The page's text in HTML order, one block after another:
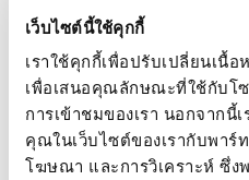
เว็บไซต์นี้ใช้คุกกี้
เราใช้คุกกี้เพื่อปรับเปลี่ยนเ
เพื่อเสนอคุณลักษณะที่ใช้กับโซ
การเข้าชมของเรา นอกจากนี้
คุณในเว็บไซต์ของเรากับพาร์
โฆษณา และการวิเคราะห์ ซึ่ง
โครงการ